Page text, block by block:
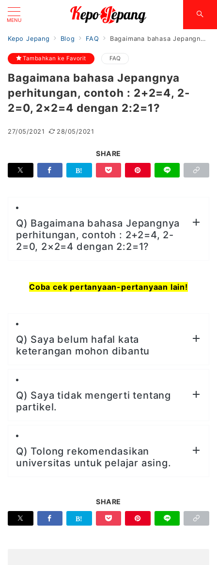
MENU
Kepo Jepang Blog FAQ Bagaimana bahasa Jepangnya perhitungan, contoh : 2+2=4, 2-2=0, 2×2=4 dengan 2:2=1?
Tambahkan ke Favorit FAQ
Bagaimana bahasa Jepangnya
perhitungan, contoh : 2+2=4, 2-
2=0, 2×2=4 dengan 2:2=1?
27/05/2021 28/05/2021
SHARE
Q) Bagaimana bahasa Jepangnya
perhitungan, contoh : 2+2=4, 2-
2=0, 2×2=4 dengan 2:2=1?
Coba cek pertanyaan-pertanyaan lain!
Q) Saya belum hafal kata
keterangan mohon dibantu
Q) Saya tidak mengerti tentang
partikel.
Q) Tolong rekomendasikan
universitas untuk pelajar asing.
SHARE